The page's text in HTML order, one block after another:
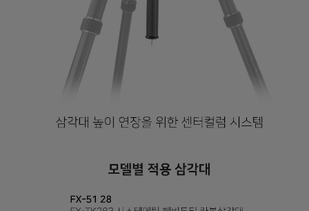
페이코 라이
구매